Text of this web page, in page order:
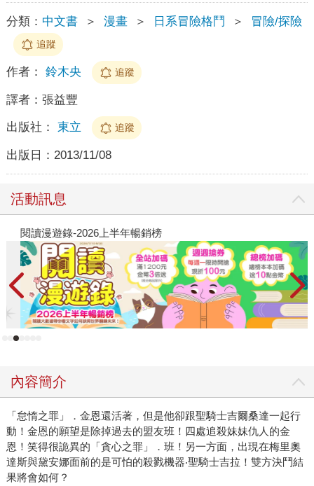
分類： 中文書 ＞ 漫畫 ＞ 日系冒險格鬥 ＞ 冒險/探險
追蹤
作者： 鈴木央 追蹤
譯者： 張益豐
出版社： 東立 追蹤
出版日： 2013/11/08
活動訊息
閱讀漫遊錄-2026上半年暢銷榜
內容簡介
「怠惰之罪」．金恩還活著，但是他卻跟聖騎士吉爾桑達一起行
動！金恩的願望是除掉過去的盟友班！四處追殺妹妹仇人的金
恩！笑得很詭異的「貪心之罪」．班！另一方面，出現在梅里奧
達斯與黛安娜面前的是可怕的殺戮機器‧聖騎士吉拉！雙方決鬥結
果將會如何？